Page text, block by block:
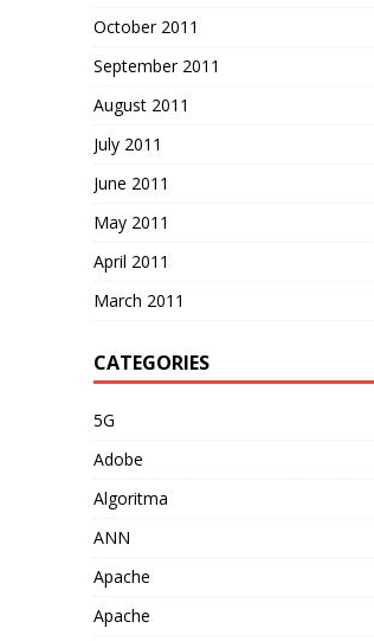
October 2011
September 2011
August 2011
July 2011
June 2011
May 2011
April 2011
March 2011
CATEGORIES
5G
Adobe
Algoritma
ANN
Apache
Apache